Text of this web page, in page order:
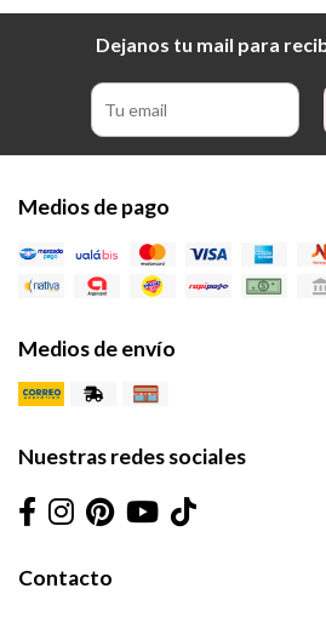
Dejanos tu mail para
Medios de pago
Medios de envío
Nuestras redes sociales
Contacto